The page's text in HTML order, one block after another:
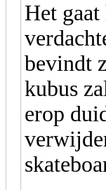
Het
bevindt
kubus
erop